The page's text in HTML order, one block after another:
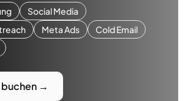
Social Media
Meta Ads
Cold Email
buchen →